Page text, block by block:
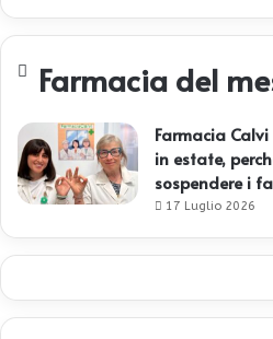
Farmacia del
Farmacia
in estate,
sospendere i
17 Luglio 2026